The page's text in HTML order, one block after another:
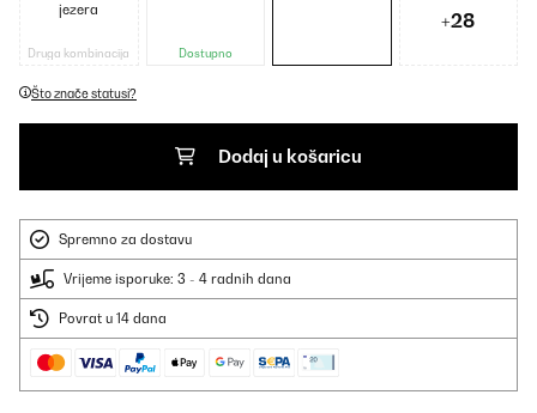
jezera
Druga kombinacija Dostupno
+28
Što znače statusi?
Dodaj u košaricu
Spremno za dostavu
Vrijeme isporuke: 3 - 4 radnih dana
Povrat u 14 dana